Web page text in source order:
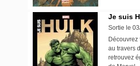
Je suis
Sortie le
au travers
retrouvez